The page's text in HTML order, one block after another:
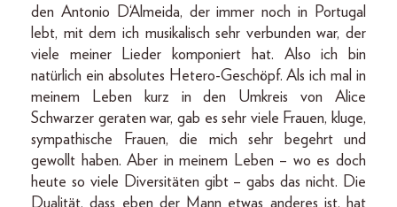
den Antonio D‘Almeida, der immer noch in Portugal
lebt, mit dem ich musikalisch sehr verbunden war, der
viele meiner Lieder komponiert hat. Also ich bin
natürlich ein absolutes Hetero-Geschöpf. Als ich mal in
meinem Leben kurz in den Umkreis von Alice
Schwarzer geraten war, gab es sehr viele Frauen, kluge,
sympathische Frauen, die mich sehr begehrt und
gewollt haben. Aber in meinem Leben – wo es doch
heute so viele Diversitäten gibt – gabs das nicht. Die
Dualität, dass eben der Mann etwas anderes ist, hat